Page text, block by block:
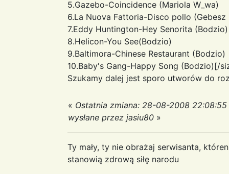
5.Gazebo-Coincidence (Mariola W_wa)
6.La Nuova Fattoria-Disco pollo (Gebesz
7.Eddy Huntington-Hey Senorita (Bodzio)
8.Helicon-You See(Bodzio)
9.Baltimora-Chinese Restaurant (Bodzio)
10.Baby's Gang-Happy Song (Bodzio)[/
Szukamy dalej jest sporo utworów do
« Ostatnia zmiana: 28-08-2008 22:08:55
wysłane przez jasiu80 »
Ty mały, ty nie obrażaj serwisanta,
stanowią zdrową siłę narodu